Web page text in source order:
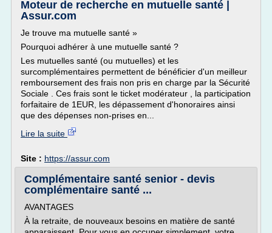
Moteur de recherche en mutuelle santé |
Assur.com
Je trouve ma mutuelle santé »
Pourquoi adhérer à une mutuelle santé ?
Les mutuelles santé (ou mutuelles) et les
surcomplémentaires permettent de bénéficier d'un meilleur
remboursement des frais non pris en charge par la Sécurité
Sociale . Ces frais sont le ticket modérateur , la participation
forfaitaire de 1EUR, les dépassement d'honoraires ainsi
que des dépenses non-prises en...
Lire la suite
Site : https://assur.com
Complémentaire santé senior - devis
complémentaire santé ...
AVANTAGES
À la retraite, de nouveaux besoins en matière de santé